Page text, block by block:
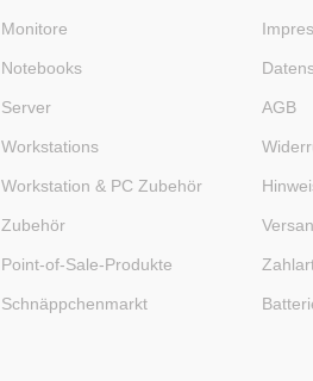
Monitore
Notebooks
Server
Workstations
Workstation & PC Zubehör
Zubehör
Point-of-Sale-Produkte
Schnäppchenmarkt
AGB